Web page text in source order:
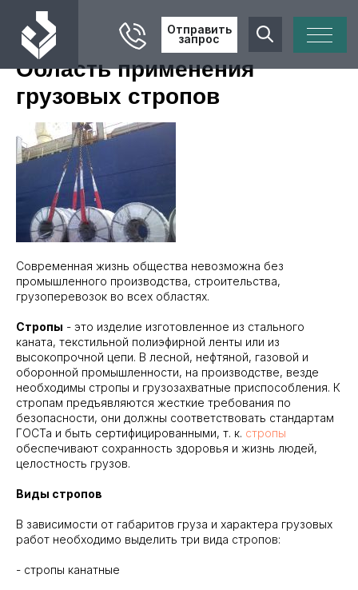
Отправить
запрос
Область применения
грузовых стропов
Современная жизнь общества невозможна без
промышленного производства, строительства,
грузоперевозок во всех областях.
Стропы - это изделие изготовленное из стального
каната, текстильной полиэфирной ленты или из
высокопрочной цепи. В лесной, нефтяной, газовой и
оборонной промышленности, на производстве, везде
необходимы стропы и грузозахватные приспособления. К
стропам предъявляются жесткие требования по
безопасности, они должны соответствовать стандартам
ГОСТа и быть сертифицированными, т. к. стропы
обеспечивают сохранность здоровья и жизнь людей,
целостность грузов.
Виды стропов
В зависимости от габаритов груза и характера грузовых
работ необходимо выделить три вида стропов:
- стропы канатные